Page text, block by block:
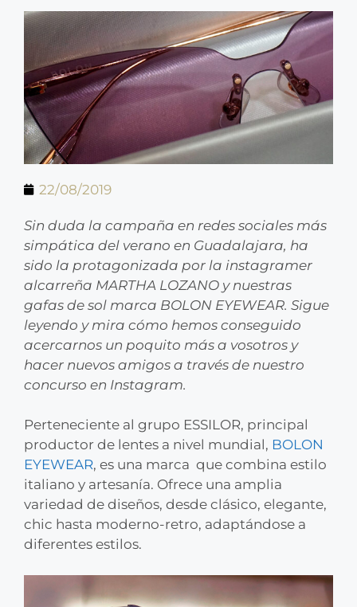
22/08/2019
Sin duda la campaña en redes sociales más
simpática del verano en Guadalajara, ha
sido la protagonizada por la instagramer
alcarreña MARTHA LOZANO y nuestras
gafas de sol marca BOLON EYEWEAR. Sigue
leyendo y mira cómo hemos conseguido
acercarnos un poquito más a vosotros y
hacer nuevos amigos a través de nuestro
concurso en Instagram.
Perteneciente al grupo ESSILOR, principal
productor de lentes a nivel mundial, BOLON
EYEWEAR, es una marca que combina estilo
italiano y artesanía. Ofrece una amplia
variedad de diseños, desde clásico, elegante,
chic hasta moderno-retro, adaptándose a
diferentes estilos.